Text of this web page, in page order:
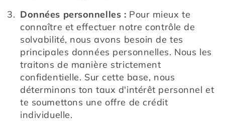
Données personnelles : Pour mieux te
connaître et effectuer notre contrôle de
solvabilité, nous avons besoin de tes
principales données personnelles. Nous les
traitons de manière strictement
confidentielle. Sur cette base, nous
déterminons ton taux d'intérêt personnel et
te soumettons une offre de crédit
individuelle.